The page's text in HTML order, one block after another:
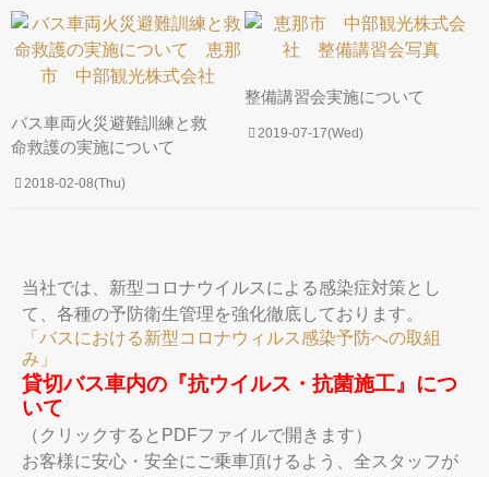
バス車両火災避難訓練と救
命救護の実施について
2018-02-08(Thu)
整備講習会実施について
2019-07-17(Wed)
当社では、新型コロナウイルスによる感染症対策とし
て、各種の予防衛生管理を強化徹底しております。
「バスにおける新型コロナウィルス感染予防への取組
み」
貸切バス車内の『抗ウイルス・抗菌施工』につ
いて
（クリックするとPDFファイルで開きます）
お客様に安心・安全にご乗車頂けるよう、全スタッフが